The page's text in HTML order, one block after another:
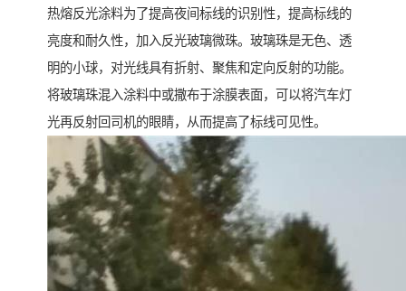
热熔反光涂料为了提高夜间标线的识别性，提高标线的
亮度和耐久性，加入反光玻璃微珠。玻璃珠是无色、透
明的小球，对光线具有折射、聚焦和定向反射的功能。
将玻璃珠混入涂料中或撒布于涂膜表面，可以将汽车灯
光再反射回司机的眼睛，从而提高了标线可见性。